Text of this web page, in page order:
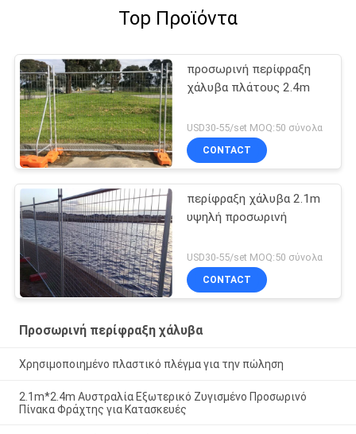
Top Προϊόντα
προσωρινή περίφραξη
χάλυβα πλάτους 2.4m
USD30-55/set MOQ:50 σύνολα
CONTACT
περίφραξη χάλυβα 2.1m
υψηλή προσωρινή
USD30-55/set MOQ:50 σύνολα
CONTACT
Προσωρινή περίφραξη χάλυβα
Χρησιμοποιημένο πλαστικό πλέγμα για την πώληση
2.1m*2.4m Αυστραλία Εξωτερικό Ζυγισμένο Προσωρινό
Πίνακα Φράχτης για Κατασκευές